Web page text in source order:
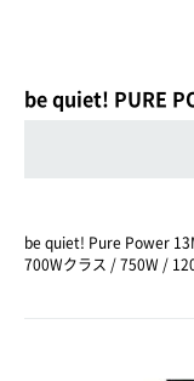
be quiet! PURE
be quiet! Pure Power
700Wクラス / 750W /